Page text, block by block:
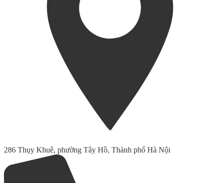
286 Thụy Khuê, phường Tây Hồ, Thành phố Hà Nội